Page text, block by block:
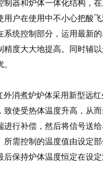
器和炉体一体化结构，
用户在使用中不小心把酸
系统控制部分，运用最新
精度大大地提高。同时辅
消煮炉炉体采用新型远
致使受热体温度升高，从
进行补偿，然后将信号送
所需控制的温度值由设定
后保持炉体温度恒定在设定